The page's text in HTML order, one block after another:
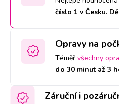
číslo 1 v Česku.
Opravy na
Téměř všechny
do 30 minut až 3
Záruční i